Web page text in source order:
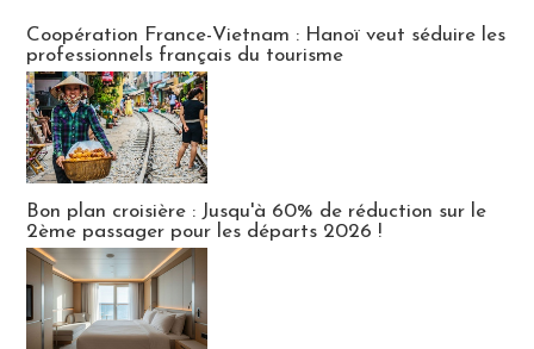
Coopération France-Vietnam : Hanoï veut séduire les
professionnels français du tourisme
Bon plan croisière : Jusqu'à 60% de réduction sur le
2ème passager pour les départs 2026 !